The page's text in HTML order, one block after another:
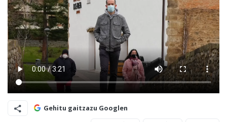
Gehitu gaitzazu Googlen